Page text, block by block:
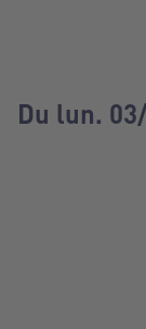
Du lun.